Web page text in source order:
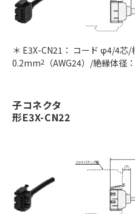
＊ E3X-CN21： コード φ4/4芯/
0.2mm2 （AWG24）/絶縁体径
子コネクタ
形E3X-CN22